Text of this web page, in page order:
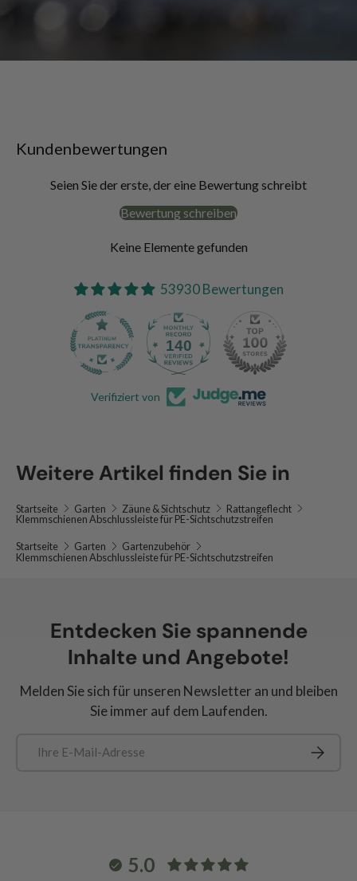
Kundenbewertungen
Seien Sie der erste, der eine Bewertung schreibt
Bewertung schreiben
Keine Elemente gefunden
53930 Bewertungen
140
Verifiziert von
Weitere Artikel finden Sie in
Startseite Garten Zäune & Sichtschutz
Rattangeflecht
Klemmschienen Abschlussleiste für PE-Sichtschutzstreifen
Startseite Garten
Gartenzubehör
Klemmschienen Abschlussleiste für PE-Sichtschutzstreifen
Entdecken Sie spannende
Inhalte und Angebote!
Melden Sie sich für unseren Newsletter an und bleiben
Sie immer auf dem Laufenden.
5.0